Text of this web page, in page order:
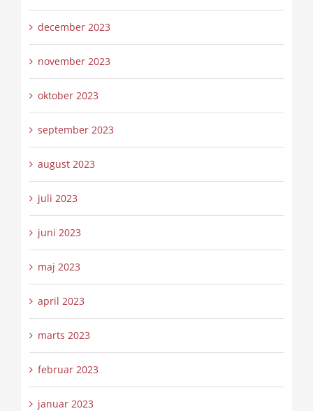
december 2023
november 2023
oktober 2023
september 2023
august 2023
juli 2023
juni 2023
maj 2023
april 2023
marts 2023
februar 2023
januar 2023